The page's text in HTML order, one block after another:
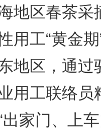
区春茶采
用工“黄金
地区，通过
用工联络员
家门、上